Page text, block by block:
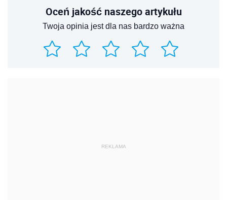
Oceń jakość naszego artykułu
Twoja opinia jest dla nas bardzo ważna
REKLAMA